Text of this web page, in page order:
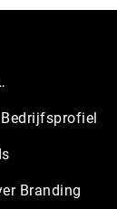
Branding